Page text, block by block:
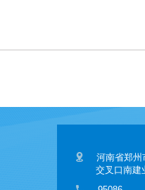
河南省郑州
交叉口南建